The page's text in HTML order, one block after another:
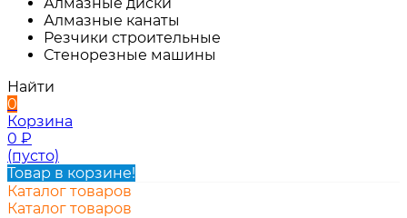
Алмазные канаты
Резчики строительные
Стенорезные машины
Найти
0
Корзина
0 ₽
(пусто)
Товар в корзине!
Каталог товаров
Каталог товаров